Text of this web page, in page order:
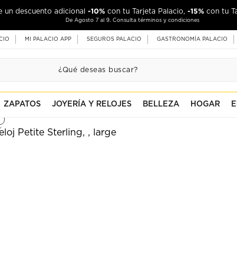
un descuento adicional -10% con tu Tarjeta Palacio, -15% con tu
De Agosto 7 al 9. Consulta términos y condiciones
MI PALACIO APP SEGUROS PALACIO GASTRONOMÍA PALACIO
ZAPATOS JOYERÍA Y RELOJES BELLEZA HOGAR